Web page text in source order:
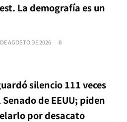
La demografía es un
AGOSTO DE 2026 0
silencio 111 veces
de EEUU; piden
por desacato